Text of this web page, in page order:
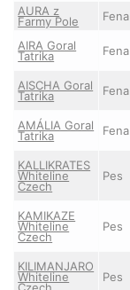
AURA z
Farmy Pole Fena
AIRA Goral
Tatrika Fena
AISCHA Goral
Tatrika Fena
AMÁLIA Goral
Tatrika Fena
KALLIKRATES
Whiteline
Czech
Pes
KAMIKAZE
Whiteline
Czech
Pes
KILIMANJARO
Whiteline
Czech
Pes